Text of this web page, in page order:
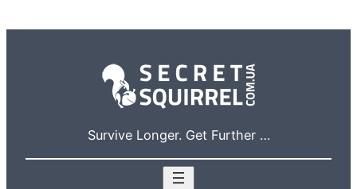
Survive Longer. Get Further …